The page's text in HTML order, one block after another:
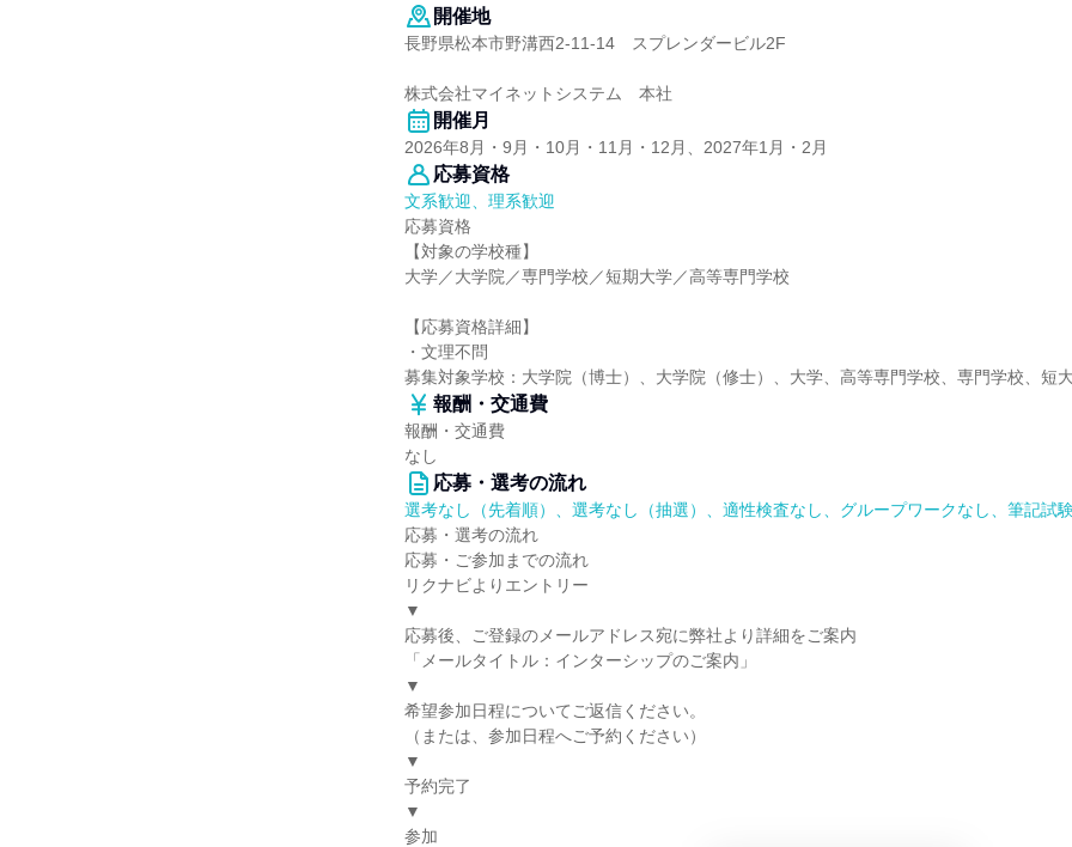
開催地
長野県松本市野溝西2‐11‐14 スプレンダービル2F
株式会社マイネットシステム 本社
開催月
2026年8月・9月・10月・11月・12月、2027年1月・2月
応募資格
文系歓迎、理系歓迎
応募資格
【対象の学校種】
大学／大学院／専門学校／短期大学／高等専門学校
【応募資格詳細】
・文理不問
募集対象学校：大学院（博士）、大学院（修士）、大学、高等専門学校、専門学校、短大
報酬・交通費
報酬・交通費
なし
応募・選考の流れ
選考なし（先着順）、選考なし（抽選）、適性検査なし、グループワークなし、筆記試
応募・選考の流れ
応募・ご参加までの流れ
リクナビよりエントリー
▼
応募後、ご登録のメールアドレス宛に弊社より詳細をご案内
「メールタイトル：インターシップのご案内」
▼
希望参加日程についてご返信ください。
（または、参加日程へご予約ください）
▼
予約完了
▼
参加